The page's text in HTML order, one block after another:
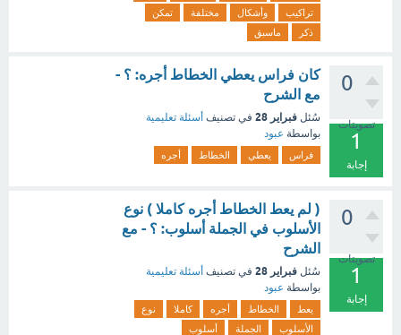
تراكيب
وأشكال مختلفة
تمكن
ذكر
ماسبق
0
تصويتات
1
إجابة
كان فراس يعطي الخطاط أجره: ؟ -
مع الشرح
سُئل فبراير 28 في تصنيف أسئلة تعليمية
بواسطة عبود
فراس يعطي الخطاط أجره
0
تصويتات
1
إجابة
( لم يعط الخطاط أجره كاملا ) نوع
الأسلوب في الجملة أسلوب: ؟ - مع
الشرح
سُئل فبراير 28 في تصنيف أسئلة تعليمية
بواسطة عبود
يعط الخطاط أجره كاملا
نوع
الأسلوب
الجملة أسلوب